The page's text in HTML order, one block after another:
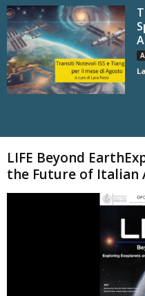
LIFE Beyond
the Future of Italian